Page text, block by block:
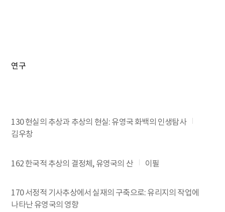
연구
130 현실의 추상과 추상의 현실: 유영국 화백의 인생탐사
김우창
162 한국적 추상의 결정체, 유영국의 산 이필
170 서정적 기사추상에서 실재의 구축으로: 유리지의 작업에
나타난 유영국의 영향